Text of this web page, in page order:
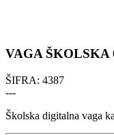
VAGA ŠKOLSKA
ŠIFRA: 4387
---
Školska digitalna vaga